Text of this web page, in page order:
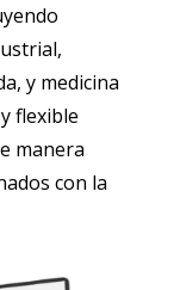
y medicina
flexible
manera
con la